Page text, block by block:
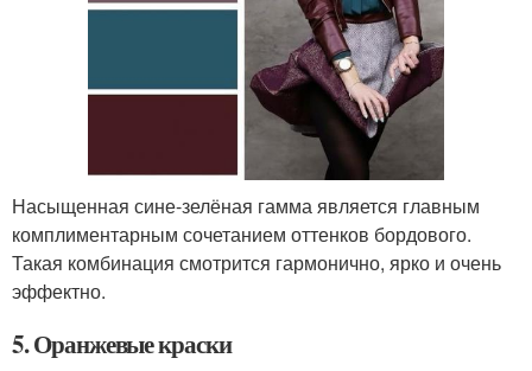
Насыщенная сине-зелёная гамма является главным
комплиментарным сочетанием оттенков бордового.
Такая комбинация смотрится гармонично, ярко и очень
эффектно.
5. Оранжевые краски